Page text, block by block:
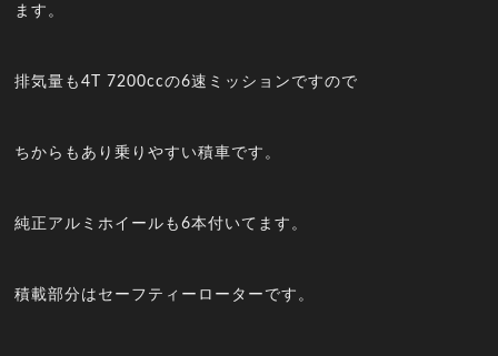
ます。
排気量も4T 7200ccの6速ミッションですので
ちからもあり乗りやすい積車です。
純正アルミホイールも6本付いてます。
積載部分はセーフティーローターです。